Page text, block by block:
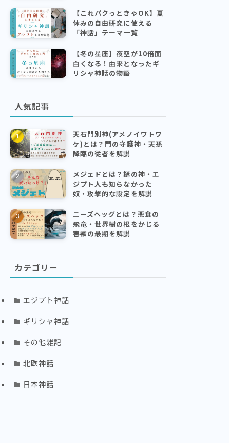
【これパクっときゃOK】夏
休みの自由研究に使える
「神話」テーマ一覧
【冬の星座】夜空が10倍面
白くなる！由来となったギ
リシャ神話の物語
人気記事
天石門別神(アメノイワトワ
ケ)とは？門の守護神・天孫
降臨の従者を解説
メジェドとは？謎の神・エ
ジプト人も知らなかった
奴・攻撃的な設定を解説
ニーズヘッグとは？悪食の
飛竜・世界樹の根をかじる
害獣の最期を解説
カテゴリー
エジプト神話
ギリシャ神話
その他雑記
北欧神話
日本神話